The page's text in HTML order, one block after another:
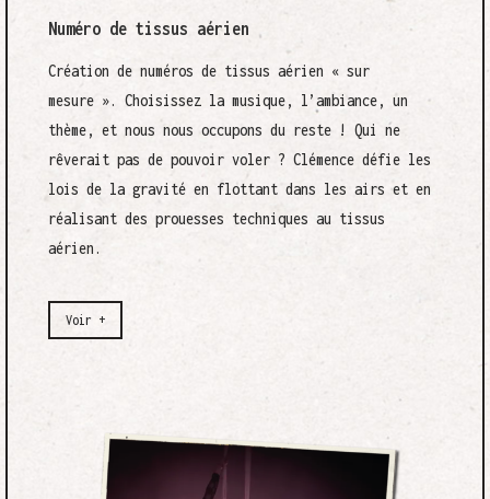
Numéro de tissus aérien
Création de numéros de tissus aérien « sur
mesure ». Choisissez la musique, l’ambiance, un
thème, et nous nous occupons du reste ! Qui ne
rêverait pas de pouvoir voler ? Clémence défie les
lois de la gravité en flottant dans les airs et en
réalisant des prouesses techniques au tissus
aérien.
Voir +